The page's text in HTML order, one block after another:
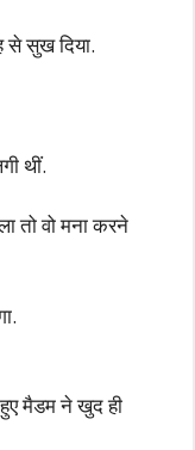
से सुख दिया.
थीं.
तो वो मना करने
मैडम ने खुद ही